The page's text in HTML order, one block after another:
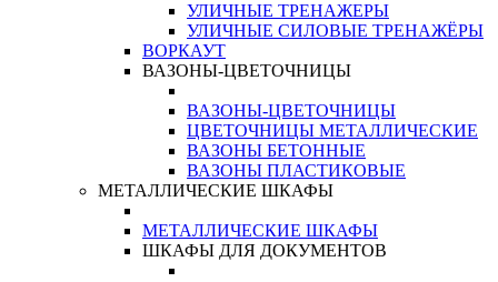
УЛИЧНЫЕ ТРЕНАЖЕРЫ
УЛИЧНЫЕ СИЛОВЫЕ ТРЕНАЖЁРЫ
ВОРКАУТ
ВАЗОНЫ-ЦВЕТОЧНИЦЫ
ВАЗОНЫ-ЦВЕТОЧНИЦЫ
ЦВЕТОЧНИЦЫ МЕТАЛЛИЧЕСКИЕ
ВАЗОНЫ БЕТОННЫЕ
ВАЗОНЫ ПЛАСТИКОВЫЕ
МЕТАЛЛИЧЕСКИЕ ШКАФЫ
МЕТАЛЛИЧЕСКИЕ ШКАФЫ
ШКАФЫ ДЛЯ ДОКУМЕНТОВ